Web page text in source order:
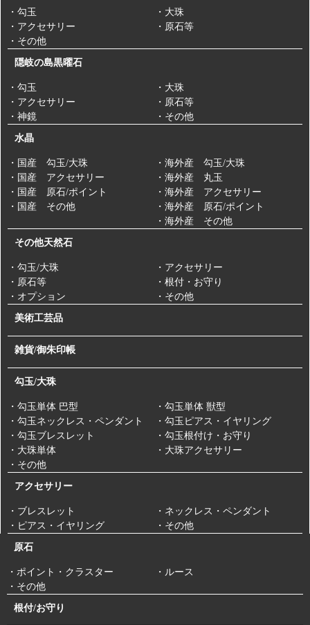
・勾玉
・大珠
・アクセサリー
・原石等
・その他
隠岐の島黒曜石
・勾玉
・大珠
・アクセサリー
・原石等
・神鏡
・その他
水晶
・国産 勾玉/大珠
・海外産 勾玉/大珠
・国産 アクセサリー
・海外産 丸玉
・国産 原石/ポイント
・海外産 アクセサリー
・国産 その他
・海外産 原石/ポイント
・海外産 その他
その他天然石
・勾玉/大珠
・アクセサリー
・原石等
・根付・お守り
・オプション
・その他
美術工芸品
雑貨/御朱印帳
勾玉/大珠
・勾玉単体 巴型
・勾玉単体 獣型
・勾玉ネックレス・ペンダント
・勾玉ピアス・イヤリング
・勾玉ブレスレット
・勾玉根付け・お守り
・大珠単体
・大珠アクセサリー
・その他
アクセサリー
・ブレスレット
・ネックレス・ペンダント
・ピアス・イヤリング
・その他
原石
・ポイント・クラスター
・ルース
・その他
根付/お守り